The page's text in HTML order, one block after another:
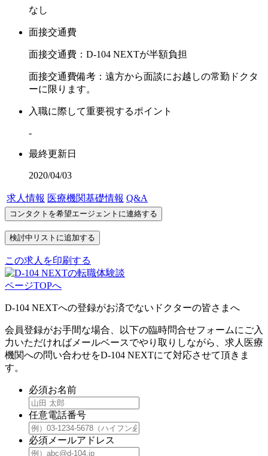
なし
面接交通費
面接交通費：D-104 NEXTが半額負担
面接交通費備考：遠方から面談にお越しの常勤ドクタ
ーに限ります。
入職に際して重要視するポイント
-
最終更新日
2020/04/03
求人情報 医療機関基礎情報 Q&A
この求人を印刷する
ページTOPへ
D-104 NEXTへの登録がお済でないドクターの皆さまへ
会員登録がお手間な場合、以下の臨時問合せフォームにご入
力いただければメールベースでやり取りしながら、求人医療
機関への問い合わせをD-104 NEXTにて対応させて頂きま
す。
必須お名前
任意電話番号
必須 メールアドレス